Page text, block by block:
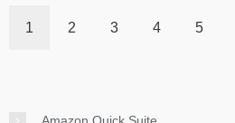
1 2 3 4 5
Amazon Quick Suite